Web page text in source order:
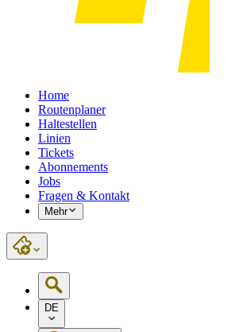
Home
Routenplaner
Haltestellen
Linien
Tickets
Abonnements
Jobs
Fragen & Kontakt
Mehr
DE